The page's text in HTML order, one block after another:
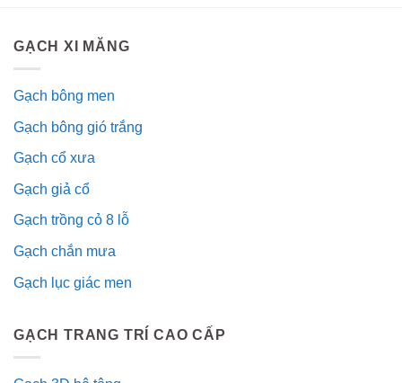
GẠCH XI MĂNG
Gạch bông men
Gạch bông gió trắng
Gạch cổ xưa
Gạch giả cổ
Gạch trồng cỏ 8 lỗ
Gạch chắn mưa
Gạch lục giác men
GẠCH TRANG TRÍ CAO CẤP